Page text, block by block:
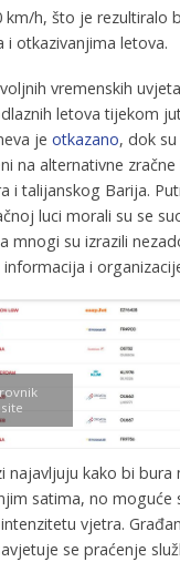
km/h, što je rezultiralo
i otkazivanjima letova.
vremenskih
letova tijekom
je otkazano, dok
na alternativne
i talijanskog Barija.
luci morali su se
mnogi su izrazili
i
najavljuju kako bi bura
satima, no moguće
vjetra.
se praćenje